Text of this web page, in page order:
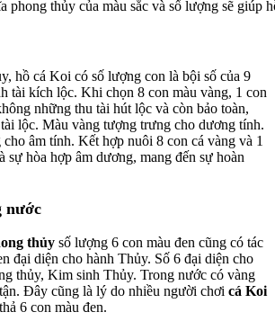
phong thủy của màu sắc và số lượng sẽ giúp
hồ cá Koi có số lượng con là bội số của 9
tài kích lộc. Khi chọn 8 con màu vàng, 1 con
những thu tài hút lộc và còn bảo toàn,
lộc. Màu vàng tượng trưng cho dương tính.
âm tính. Kết hợp nuôi 8 con cá vàng và 1
sự hòa hợp âm dương, mang đến sự hoàn
nước
thủy số lượng 6 con màu đen cũng có tác
đại diện cho hành Thủy. Số 6 đại diện cho
thủy, Kim sinh Thủy. Trong nước có vàng
Đây cũng là lý do nhiều người chơi cá Koi
6 con màu đen.